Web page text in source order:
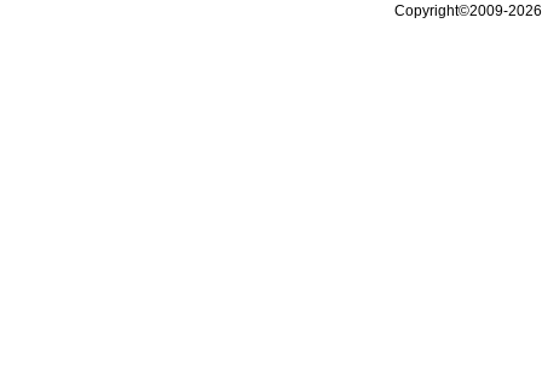
Copyright©2009-